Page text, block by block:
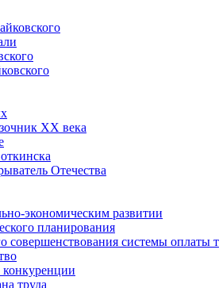
XX века
Отечества
экономическим развитии
планирования
совершенствования системы
труда